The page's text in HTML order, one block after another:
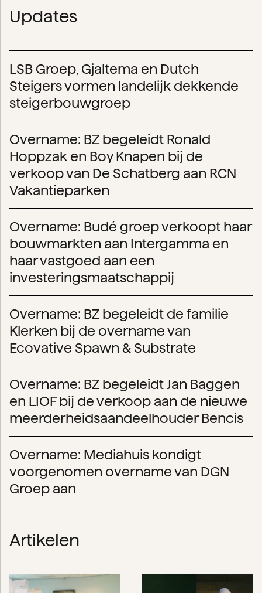
Updates
LSB Groep, Gjaltema en Dutch
Steigers vormen landelijk dekkende
steigerbouwgroep
Overname: BZ begeleidt Ronald
Hoppzak en Boy Knapen bij de
verkoop van De Schatberg aan RCN
Vakantieparken
Overname: Budé groep verkoopt haar
bouwmarkten aan Intergamma en
haar vastgoed aan een
investeringsmaatschappij
Overname: BZ begeleidt de familie
Klerken bij de overname van
Ecovative Spawn & Substrate
Overname: BZ begeleidt Jan Baggen
en LIOF bij de verkoop aan de nieuwe
meerderheidsaandeelhouder Bencis
Overname: Mediahuis kondigt
voorgenomen overname van DGN
Groep aan
Artikelen